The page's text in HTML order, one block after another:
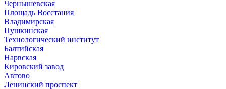
Чернышевская
Площадь Восстания
Владимирская
Пушкинская
Технологический институт
Балтийская
Нарвская
Кировский завод
Автово
Ленинский проспект